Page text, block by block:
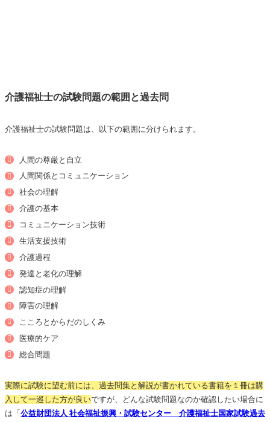
介護福祉士の試験問題の範囲と過去問
介護福祉士の試験問題は、以下の範囲に分けられます。
人間の尊厳と自立
人間関係とコミュニケーション
社会の理解
介護の基本
コミュニケーション技術
生活支援技術
介護過程
発達と老化の理解
認知症の理解
障害の理解
こころとからだのしくみ
医療的ケア
総合問題
実際に試験に望む前には、過去問集と解説が書かれている書籍を１冊は購
入して一巡した方が良いですが、どんな試験問題なのか確認したい場合に
は「 公益財団法人 社会福祉振興・試験センター 介護福祉士国家試験過去